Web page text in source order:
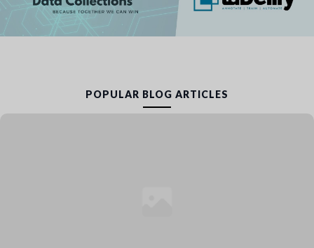
POPULAR BLOG ARTICLES